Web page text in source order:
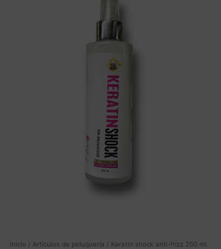
Inicio / Artículos de peluquería / Keratin shock anti-frizz 250 ml